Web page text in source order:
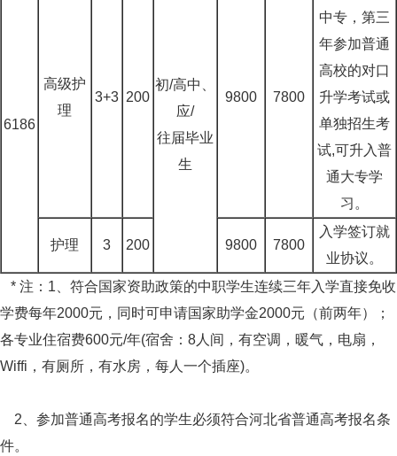
6186
高级护
理
3+3 200
初/高中、
应/
往届毕业
生
9800 7800
中专，第三
年参加普通
高校的对口
升学考试或
单独招生考
试,可升入普
通大专学
习。
护理 3 200 9800 7800
入学签订就
业协议。
* 注：1、符合国家资助政策的中职学生连续三年入学直接免收
学费每年2000元，同时可申请国家助学金2000元（前两年）；
各专业住宿费600元/年(宿舍：8人间，有空调，暖气，电扇，
Wiffi，有厕所，有水房，每人一个插座)。
2、参加普通高考报名的学生必须符合河北省普通高考报名条
件。